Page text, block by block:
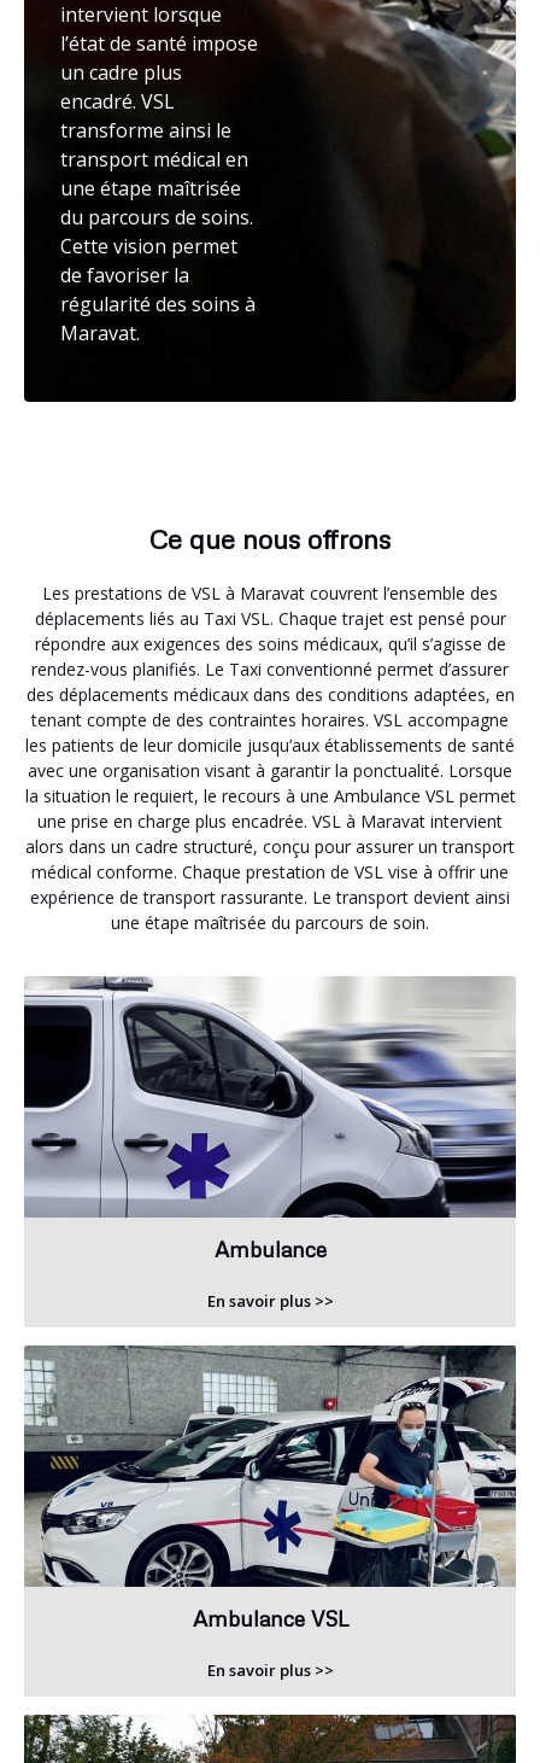
intervient lorsque
l’état de santé impose
un cadre plus
encadré. VSL
transforme ainsi le
transport médical en
une étape maîtrisée
du parcours de soins.
Cette vision permet
de favoriser la
régularité des soins à
Maravat.
Ce que nous offrons
Les prestations de VSL à Maravat couvrent l’ensemble des
déplacements liés au Taxi VSL. Chaque trajet est pensé pour
répondre aux exigences des soins médicaux, qu’il s’agisse de
rendez-vous planifiés. Le Taxi conventionné permet d’assurer
des déplacements médicaux dans des conditions adaptées, en
tenant compte de des contraintes horaires. VSL accompagne
les patients de leur domicile jusqu’aux établissements de santé
avec une organisation visant à garantir la ponctualité. Lorsque
la situation le requiert, le recours à une Ambulance VSL permet
une prise en charge plus encadrée. VSL à Maravat intervient
alors dans un cadre structuré, conçu pour assurer un transport
médical conforme. Chaque prestation de VSL vise à offrir une
expérience de transport rassurante. Le transport devient ainsi
une étape maîtrisée du parcours de soin.
Ambulance
En savoir plus >>
Ambulance VSL
En savoir plus >>